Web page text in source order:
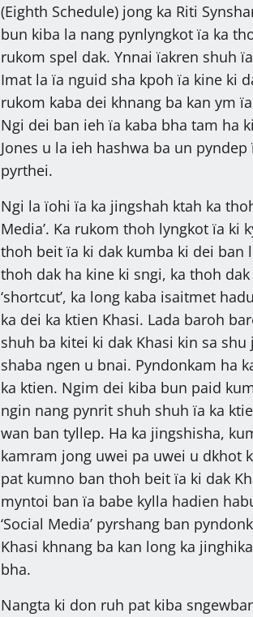
(Eighth Schedule) jong ka Riti
bun kiba la nang pynlyngkot ïa ka
rukom spel dak. Ynnai ïakren shuh
Imat la ïa nguid sha kpoh ïa kine ki
rukom kaba dei khnang ba kan ym
Ngi dei ban ieh ïa kaba bha tam ha
Jones u la ieh hashwa ba un
pyrthei.
Ngi la ïohi ïa ka jingshah ktah ka
Media’. Ka rukom thoh lyngkot ïa ki
thoh beit ïa ki dak kumba ki dei ban
thoh dak ha kine ki sngi, ka thoh
‘shortcut’, ka long kaba isaitmet
ka dei ka ktien Khasi. Lada baroh
shuh ba kitei ki dak Khasi kin sa
shaba ngen u bnai. Pyndonkam ha
ka ktien. Ngim dei kiba bun paid
ngin nang pynrit shuh shuh ïa ka
wan ban tyllep. Ha ka jingshisha,
kamram jong uwei pa uwei u dkhot
pat kumno ban thoh beit ïa ki dak
myntoi ban ïa babe kylla hadien
‘Social Media’ pyrshang ban
Khasi khnang ba kan long ka
bha.
Nangta ki don ruh pat kiba